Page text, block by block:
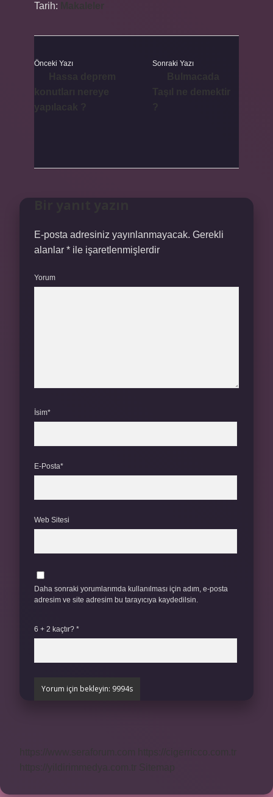
Tarih:
Önceki Yazı Sonraki Yazı
E-posta adresiniz yayınlanmayacak. Gerekli
alanlar * ile işaretlenmişlerdir
Yorum
İsim*
E-Posta*
Web Sitesi
Daha sonraki yorumlarımda kullanılması için adım, e-posta
adresim ve site adresim bu tarayıcıya kaydedilsin.
6 + 2 kaçtır? *